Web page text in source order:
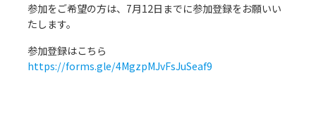
参加をご希望の方は、7月12日までに参加登録をお願いい
たします。
参加登録はこちら
https://forms.gle/4MgzpMJvFsJuSeaf9